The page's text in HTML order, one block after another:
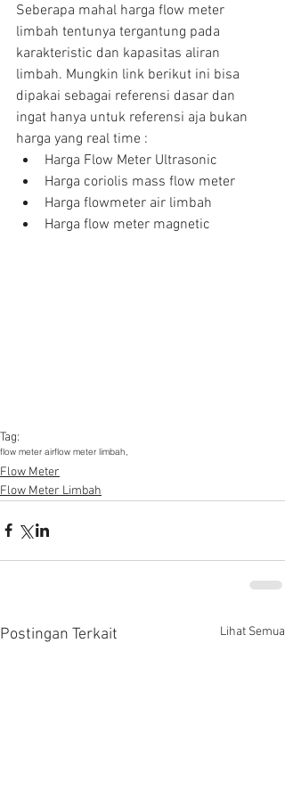
Seberapa mahal harga flow meter
limbah tentunya tergantung pada
karakteristic dan kapasitas aliran
limbah. Mungkin link berikut ini bisa
dipakai sebagai referensi dasar dan
ingat hanya untuk referensi aja bukan
harga yang real time :
Harga Flow Meter Ultrasonic
Harga coriolis mass flow meter
Harga flowmeter air limbah
Harga flow meter magnetic
Tag:
flow meter airflow meter limbah,
Flow Meter
Flow Meter Limbah
Postingan Terkait Lihat Semua